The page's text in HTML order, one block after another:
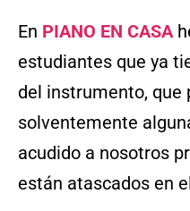
En PIANO EN CASA
estudiantes que ya
del instrumento, que
solventemente
acudido a nosotros
están atascados en